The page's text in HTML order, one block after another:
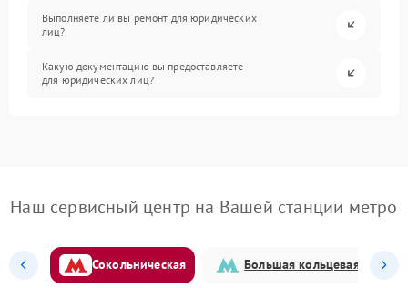
Выполняете ли вы ремонт для юридических
лиц?
Какую документацию вы предоставляете
для юридических лиц?
Наш сервисный центр на Вашей станции метро
Сокольническая Большая кольцевая